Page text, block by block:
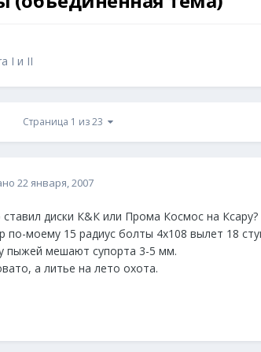
I и II
Страница 1 из 23
22 января, 2007
диски К&К или Прома Космос на Ксару?
по-моему 15 радиус болты 4х108 вылет 18
пыжей мешают супорта 3-5 мм.
а литье на лето охота.